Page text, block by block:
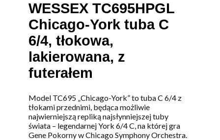
WESSEX TC695HPGL
Chicago-York tuba C
6/4, tłokowa,
lakierowana, z
futerałem
Model TC695 „Chicago-York” to tuba C 6/4 z
tłokami przednimi, będąca możliwie
najwierniejszą repliką najsłynniejszej tuby
świata – legendarnej York 6/4 C, na której gra
Gene Pokorny w Chicago Symphony Orchestra.